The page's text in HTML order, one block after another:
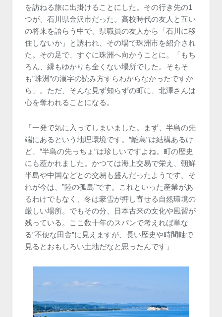
を訪ねる旅に出掛けることにした。その行き先の1
つが、石川県金沢市だった。高校時代の友人と互い
の将来を語らう中で、県職員の友人から「石川に移
住しないか」と誘われ、その場で珠洲市を紹介され
た。その足で、すぐに珠洲へ向かうことに。「もち
ろん、縁もゆかりも全くない場所でした。そもそ
も”珠洲”の漢字の読み方すらわからなかったですか
ら」。ただ、そんな見ず知らずの町に、北澤さんは
心を奪われることになる。
「一発で気に入ってしまいました。まず、半島の先
端にあるという地理環境です。”離島”は結構あるけ
ど、”半島の先っちょ”は珍しいですよね。町の歴史
にも惹かれました。かつては海上交易で栄え、朝鮮
半島や中国などとの交易も盛んだったようです。そ
れが今は、”陸の孤島”です。これといった産業があ
るわけでもなく、冬は豪雪が押し寄せる自然環境の
厳しい場所。でもその分、日本古来の文化や風習が
残っている。ここ数十年のスパンで考えれば単な
る”不便な田舎”に見えますが、長い歴史や時間軸で
見るとおもしろい土地だなと思ったんです」